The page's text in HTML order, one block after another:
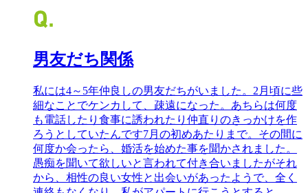
男友だち関係
私には4～5年仲良しの男友だちがいました。2月頃に些
細なことでケンカして、疎遠になった。あちらは何度
も電話したり食事に誘われたり仲直りのきっかけを作
ろうとしていたんです7月の初めあたりまで。その間に
何度か会ったら、婚活を始めた事を聞かされました。
愚痴を聞いて欲しいと言われて付き合いましたがそれ
から、相性の良い女性と出会いがあったようで、全く